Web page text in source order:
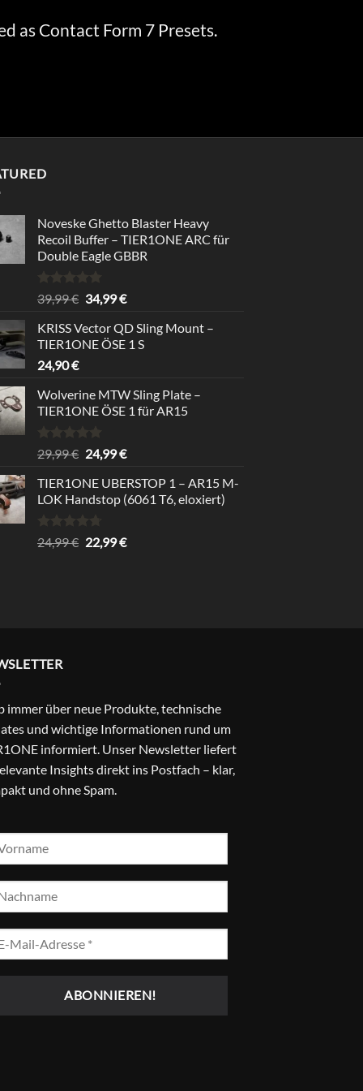
as Contact Form 7 Presets.
Noveske Ghetto Blaster Heavy
Recoil Buffer – TIER1ONE ARC für
Double Eagle GBBR
Bewertet
mit
von 5
39,99€ Ursprünglicher
war:
39,99 €
34,99€Aktueller
ist:
34,99 €.
KRISS Vector QD Sling Mount –
TIER1ONE ÖSE 1 S
24,90€
Wolverine MTW Sling Plate –
TIER1ONE ÖSE 1 für AR15
Bewertet
mit
von 5
29,99€ Ursprünglicher
war:
29,99 €
24,99€Aktueller
ist:
24,99 €.
TIER1ONE UBERSTOP 1 – AR15 M-
LOK Handstop (6061 T6, eloxiert)
Bewertet
mit
24,99€ Ursprünglicher
22,99€Aktueller
immer über neue Produkte, technische
und wichtige Informationen rund um
informiert. Unser Newsletter liefert
Insights direkt ins Postfach – klar,
und ohne Spam.